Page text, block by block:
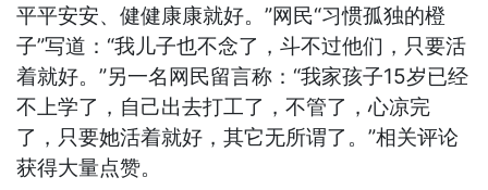
平平安安、健健康康就好。”网民“习惯孤独的橙
子”写道：“我儿子也不念了，斗不过他们，只要活
着就好。”另一名网民留言称：“我家孩子15岁已经
不上学了，自己出去打工了，不管了，心凉完
了，只要她活着就好，其它无所谓了。”相关评论
获得大量点赞。